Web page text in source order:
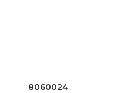
8060024